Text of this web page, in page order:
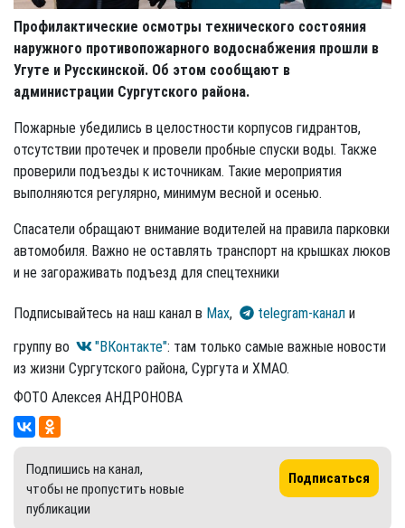
Профилактические осмотры технического состояния
наружного противопожарного водоснабжения прошли в
Угуте и Русскинской. Об этом сообщают в
администрации Сургутского района.
Пожарные убедились в целостности корпусов гидрантов,
отсутствии протечек и провели пробные спуски воды. Также
проверили подъезды к источникам. Такие мероприятия
выполняются регулярно, минимум весной и осенью.
Спасатели обращают внимание водителей на правила парковки
автомобиля. Важно не оставлять транспорт на крышках люков
и не загораживать подъезд для спецтехники
Подписывайтесь на наш канал в Max, telegram-канал и
группу во
"ВКонтакте": там только самые важные новости
из жизни Сургутского района, Сургута и ХМАО.
ФОТО Алексея АНДРОНОВА
Подпишись на канал,
чтобы не пропустить новые
публикации
Подписаться